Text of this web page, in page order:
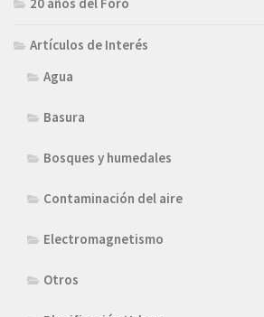
Artículos de Interés
Agua
Basura
Bosques y humedales
Contaminación del aire
Electromagnetismo
Otros